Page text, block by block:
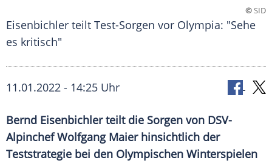
©SID
Eisenbichler teilt Test-Sorgen vor Olympia: "Sehe
es kritisch"
11.01.2022 - 14:25 Uhr
Bernd Eisenbichler teilt die Sorgen von DSV-
Alpinchef Wolfgang Maier hinsichtlich der
Teststrategie bei den Olympischen Winterspielen